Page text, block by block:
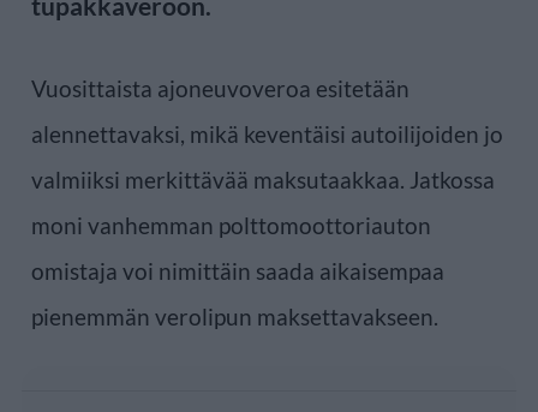
Vuosittaista ajoneuvoveroa esitetään
alennettavaksi, mikä keventäisi autoilijoiden jo
valmiiksi merkittävää maksutaakkaa. Jatkossa
moni vanhemman polttomoottoriauton
omistaja voi nimittäin saada aikaisempaa
pienemmän verolipun maksettavakseen.